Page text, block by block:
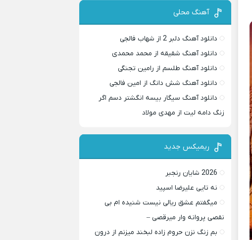
آهنگ محلی
دانلود آهنگ دلبر 2 از شهاب فالجی
دانلود آهنگ شقیقه از محمد محمدی
دانلود آهنگ طلسم از رامین تجنگی
دانلود آهنگ شش دانگ از امین فالجی
دانلود آهنگ سیگار بیسه انگشتر دسم اگر
زنگ دامه لیت از مهدی مولاد
ریمیکس جدید
2026 شایان رنجبر
نه تایی علیرضا اسپید
میگفتم عشق ریالی نیست شنیده ام بی
نقصی پروانه وار میرقصی –
بم زنگ نزن حروم زاده لبخند میزنم از درون